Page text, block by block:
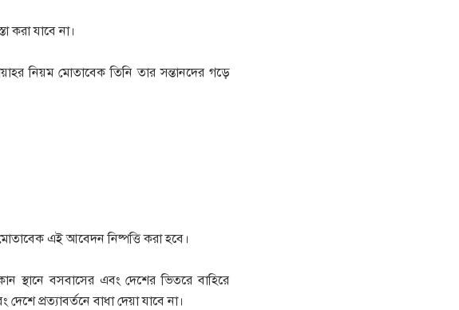
করা যাবে না।
নিয়ম মোতাবেক তিনি তার সন্তানদের গড়ে
এই আবেদন নিষ্পত্তি করা হবে।
স্থানে বসবাসের এবং দেশের ভিতরে বাহিরে
প্রত্যাবর্তনে বাধা দেয়া যাবে না।